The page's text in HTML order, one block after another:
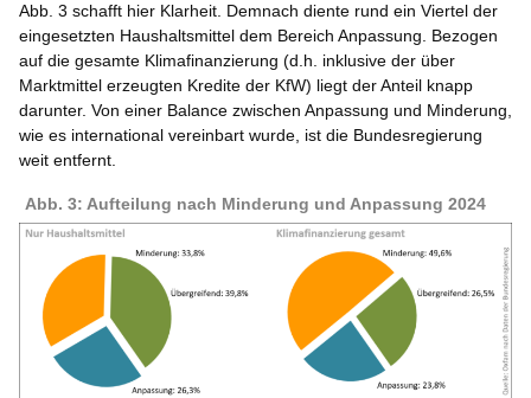
Abb. 3 schafft hier Klarheit. Demnach diente rund ein Viertel der
eingesetzten Haushaltsmittel dem Bereich Anpassung. Bezogen
auf die gesamte Klimafinanzierung (d.h. inklusive der über
Marktmittel erzeugten Kredite der KfW) liegt der Anteil knapp
darunter. Von einer Balance zwischen Anpassung und Minderung,
wie es international vereinbart wurde, ist die Bundesregierung
weit entfernt.
Abb. 3: Aufteilung nach Minderung und Anpassung 2024